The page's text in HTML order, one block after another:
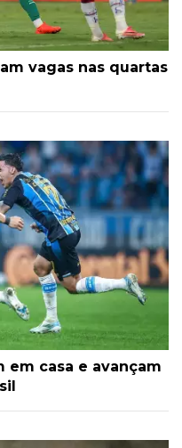
vagas nas quartas
em casa e avançam